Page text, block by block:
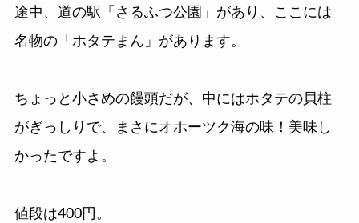
途中、道の駅「さるふつ公園」があり、ここには
名物の「ホタテまん」があります。
ちょっと小さめの饅頭だが、中にはホタテの貝柱
がぎっしりで、まさにオホーツク海の味！美味し
かったですよ。
値段は400円。